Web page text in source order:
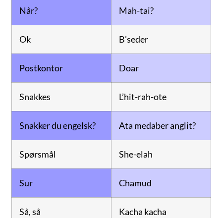
Når? Mah-tai?
Ok B’seder
Postkontor Doar
Snakkes L’hit-rah-ote
Snakker du engelsk? Ata medaber anglit?
Spørsmål She-elah
Sur Chamud
Så, så Kacha kacha